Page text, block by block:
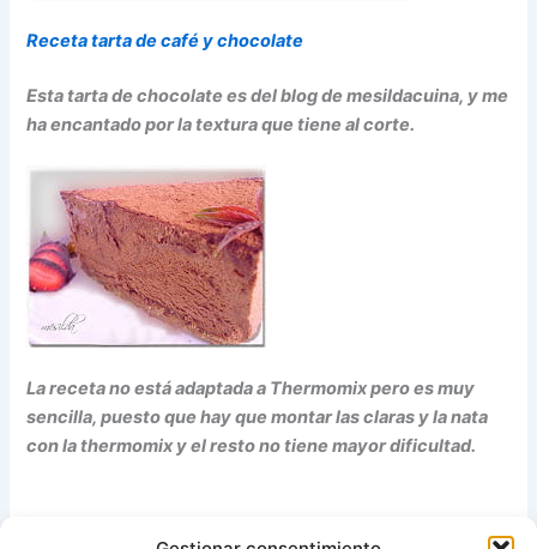
Receta tarta de café y chocolate
Esta tarta de chocolate es del blog de mesildacuina, y me
ha encantado por la textura que tiene al corte.
La receta no está adaptada a Thermomix pero es muy
sencilla, puesto que hay que montar las claras y la nata
con la thermomix y el resto no tiene mayor dificultad.